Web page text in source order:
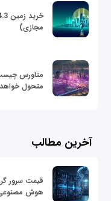
مجازی)
متاورس
متحول
آخرین مطالب
هوش